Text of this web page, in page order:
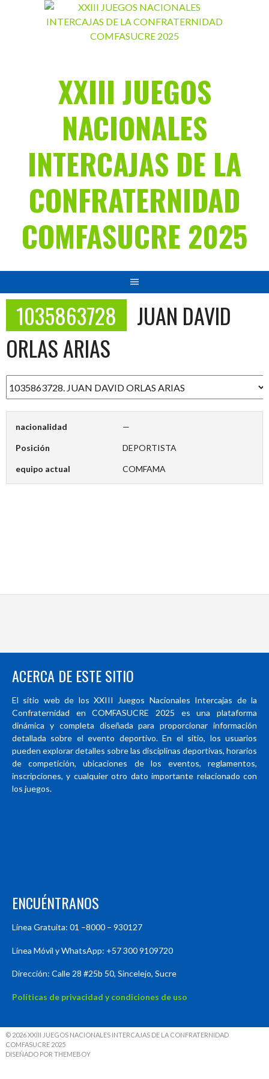
XXIII JUEGOS
NACIONALES
INTERCAJAS DE LA
CONFRATERNIDAD
COMFASUCRE 2025
1035863728
JUAN DAVID
ORLAS ARIAS
nacionalidad —
Posición DEPORTISTA
equipo actual COMFAMA
ACERCA DE ESTE SITIO
El sitio web de los XXIII Juegos Nacionales Intercajas de la
Confraternidad en COMFASUCRE 2025 es una plataforma
dinámica y completa diseñada para proporcionar información
detallada sobre el evento deportivo. En el sitio, los usuarios
pueden explorar detalles sobre las disciplinas deportivas, horarios
de competición, ubicaciones de los eventos, reglamentos,
inscripciones, y cualquier otro dato importante relacionado con
los juegos.
ENCUÉNTRANOS
Línea Gratuita: 01 –8000 – 930127
Línea Móvil y WhatsApp: +57 300 9109720
Dirección: Calle 28 #25b 50, Sincelejo, Sucre
Políticas de privacidad y condiciones de uso
© 2026 XXIII JUEGOS NACIONALES INTERCAJAS DE LA CONFRATERNIDAD
COMFASUCRE 2025
DISEÑADO POR THEMEBOY